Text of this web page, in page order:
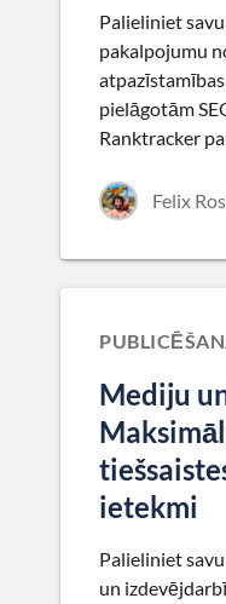
Palieliniet
pakalpojumu
pielāgotām
Ranktracker
Felix
Mediju
ietekmi
Palieliniet
un